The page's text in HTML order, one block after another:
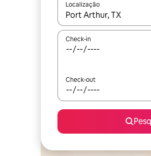
Localização
Quando os resultados
Check-in
Check-out